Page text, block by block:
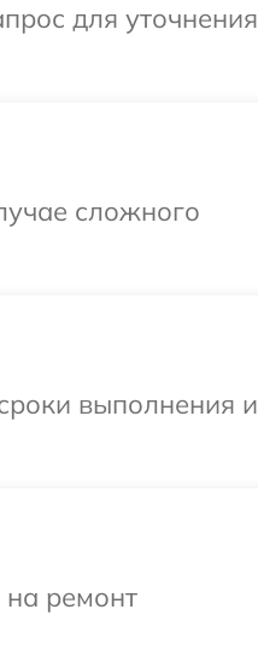
для уточнения
сложного
выполнения и
ремонт